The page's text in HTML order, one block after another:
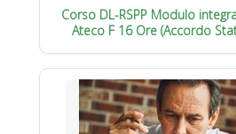
Corso DL-RSPP Modulo
Ateco F 16 Ore (Accordo